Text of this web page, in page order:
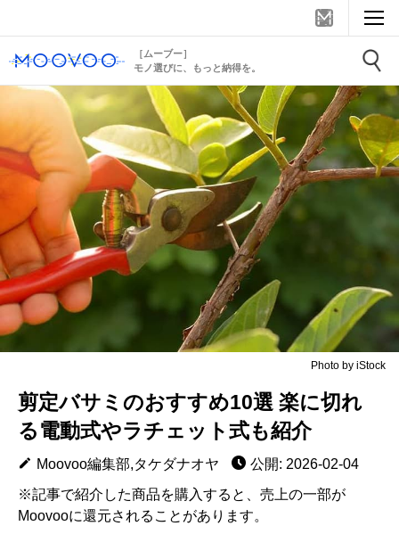
［ムーブー］
モノ選びに、もっと納得を。
Photo by iStock
剪定バサミのおすすめ10選 楽に切れ
る電動式やラチェット式も紹介
Moovoo編集部,タケダナオヤ
公開: 2026-02-04
※記事で紹介した商品を購入すると、売上の一部が
Moovooに還元されることがあります。